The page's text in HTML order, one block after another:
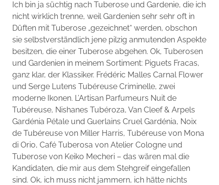
Ich bin ja süchtig nach Tuberose und Gardenie, die ich
nicht wirklich trenne, weil Gardenien sehr sehr oft in
Düften mit Tuberose „gezeichnet“ werden, obschon
sie selbstverständlich jene pilzig anmutenden Aspekte
besitzen, die einer Tuberose abgehen. Ok, Tuberosen
und Gardenien in meinem Sortiment: Piguets Fracas,
ganz klar, der Klassiker. Frédéric Malles Carnal Flower
und Serge Lutens Tubéreuse Criminelle, zwei
moderne Ikonen. L’Artisan Parfumeurs Nuit de
Tubéreuse, Nishanes Tubéroza, Van Cleef & Arpels
Gardénia Pétale und Guerlains Cruel Gardénia, Noix
de Tubéreuse von Miller Harris, Tubéreuse von Mona
di Orio, Café Tuberosa von Atelier Cologne und
Tuberose von Keiko Mecheri – das wären mal die
Kandidaten, die mir aus dem Stehgreif eingefallen
sind. Ok, ich muss nicht jammern, ich hätte nichts